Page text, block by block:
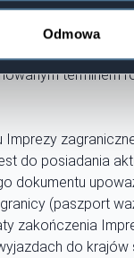
Odmowa
mniejszej liczby
w pkt. 6.5. a
terminem
Imprezy
do posiadania
dokumentu
(paszport
zakończenia
do krajów